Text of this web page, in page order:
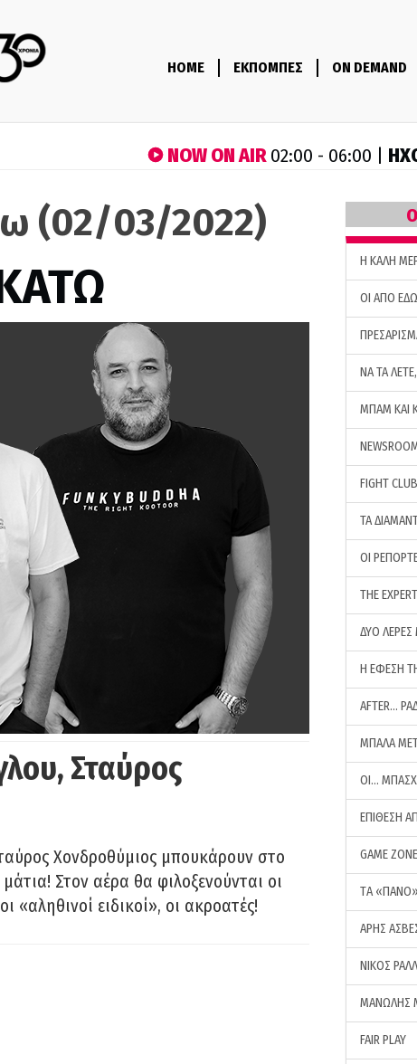
HOME ΕΚΠΟΜΠΕΣ ON DEMAND
NOW ON AIR02:00 - 06:00 |
(02/03/2022)
Σταύρος
Χονδροθύμιος μπουκάρουν στο
Στον αέρα θα φιλοξενούνται οι
«αληθινοί ειδικοί», οι ακροατές!
H ΚΑΛΗ
ΟΙ ΑΠΟ
ΝΑ ΤΑ
ΜΠΑΜ ΚΑΙ
FIGHT CLUB
ΤΑ
ΟΙ
THE
ΔΥΟ
Η ΕΦΕΣΗ
AFTER…
ΜΠΑΛΑ
ΟΙ…
ΕΠΙΘΕΣΗ
GAME ZONE
ΤA
ΑΡΗΣ
ΝΙΚΟΣ
ΜΑΝΩΛΗΣ
FAIR PLAY